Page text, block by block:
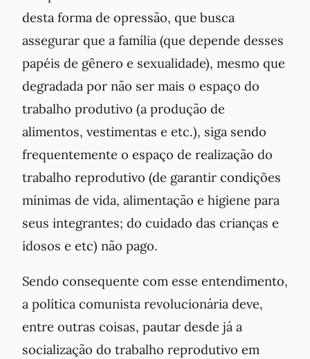
desta forma de opressão, que busca
assegurar que a família (que depende desses
papéis de gênero e sexualidade), mesmo que
degradada por não ser mais o espaço do
trabalho produtivo (a produção de
alimentos, vestimentas e etc.), siga sendo
frequentemente o espaço de realização do
trabalho reprodutivo (de garantir condições
mínimas de vida, alimentação e higiene para
seus integrantes; do cuidado das crianças e
idosos e etc) não pago.
Sendo consequente com esse entendimento,
a política comunista revolucionária deve,
entre outras coisas, pautar desde já a
socialização do trabalho reprodutivo em